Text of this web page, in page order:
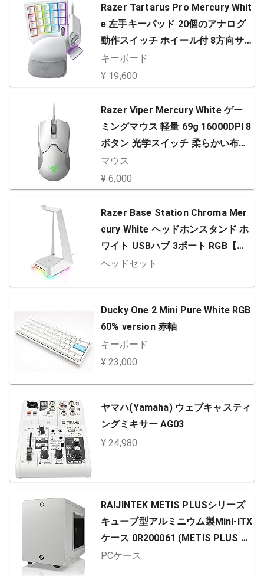
Razer Tartarus Pro Mercury Whit
e 左手キーパッド 20個のアナログ
動作スイッチ ホイール付 8方向サ
ムパッド 32キーすべてをカスタマ
イズ可能 【日本正規代理店保証
品】 RZ07-03110200-R3M1
キーボード
¥ 19,600
Razer Viper Mercury White ゲー
ミングマウス 軽量 69g 16000DPI 8
ボタン 光学スイッチ 柔らかい布巻
ケーブル Chroma対応 【日本正規
代理店保証品】 RZ01-02550700-R
3M1
マウス
¥ 6,000
Razer Base Station Chroma Mer
cury White ヘッドホンスタンド ホ
ワイト USBハブ 3ポート RGB【日
本正規代理店保証品】 RC21-0119
ヘッドセット
Ducky One 2 Mini Pure White RGB
60% version 赤軸
キーボード
¥ 23,000
ヤマハ(Yamaha) ウェブキャスティ
ングミキサー AG03
¥ 24,980
RAIJINTEK METIS PLUSシリーズ
キューブ型アルミニウム製Mini-ITX
ケース 0R200061 (METIS PLUS W
HITE)
PCケース